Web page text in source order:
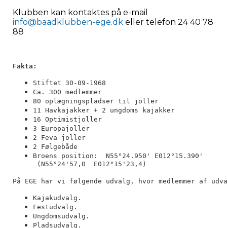
Klubben kan kontaktes på e-mail
info@baadklubben-ege.dk eller telefon 24 40 78
88
Fakta:
Stiftet 30-09-1968
Ca. 300 medlemmer
80 oplægningspladser til joller
11 Havkajakker + 2 ungdoms kajakker
16 Optimistjoller
3 Europajoller
2 Feva joller
2 Følgebåde
Broens position: N55°24.950' E012°15.390'
(N55°24'57,0 E012°15'23,4)
På EGE har vi følgende udvalg, hvor medlemmer af
Kajakudvalg.
Festudvalg.
Ungdomsudvalg.
Pladsudvalg.